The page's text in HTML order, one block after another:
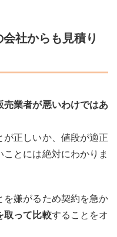
社からも見積り
売業者が悪いわけではあ
が正しいか、値段が適正
とには絶対にわかりま
を嫌がるため契約を急か
取って比較することをオ